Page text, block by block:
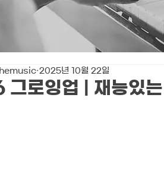
로잉업 | 재능있
2025년 10월 22일